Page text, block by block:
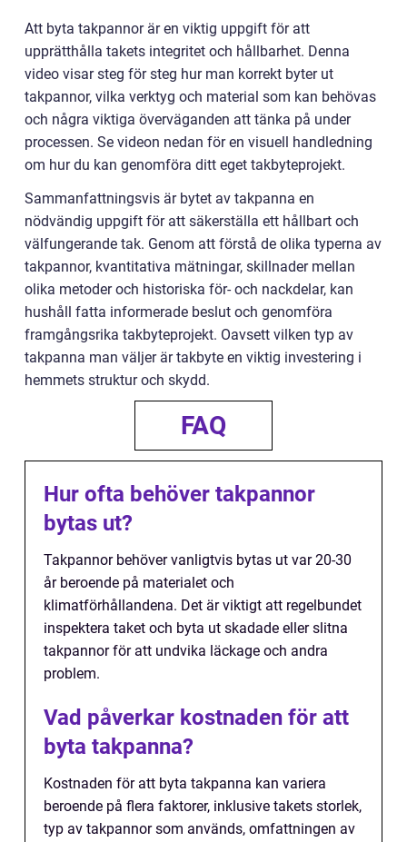
Att byta takpannor är en viktig uppgift för att
upprätthålla takets integritet och hållbarhet. Denna
video visar steg för steg hur man korrekt byter ut
takpannor, vilka verktyg och material som kan behövas
och några viktiga överväganden att tänka på under
processen. Se videon nedan för en visuell handledning
om hur du kan genomföra ditt eget takbyteprojekt.
Sammanfattningsvis är bytet av takpanna en
nödvändig uppgift för att säkerställa ett hållbart och
välfungerande tak. Genom att förstå de olika typerna av
takpannor, kvantitativa mätningar, skillnader mellan
olika metoder och historiska för- och nackdelar, kan
hushåll fatta informerade beslut och genomföra
framgångsrika takbyteprojekt. Oavsett vilken typ av
takpanna man väljer är takbyte en viktig investering i
hemmets struktur och skydd.
FAQ
Hur ofta behöver takpannor
bytas ut?
Takpannor behöver vanligtvis bytas ut var 20-30
år beroende på materialet och
klimatförhållandena. Det är viktigt att regelbundet
inspektera taket och byta ut skadade eller slitna
takpannor för att undvika läckage och andra
problem.
Vad påverkar kostnaden för att
byta takpanna?
Kostnaden för att byta takpanna kan variera
beroende på flera faktorer, inklusive takets storlek,
typ av takpannor som används, omfattningen av